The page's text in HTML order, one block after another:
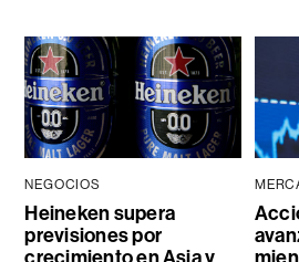
NEGOCIOS
Heineken supera
previsiones por